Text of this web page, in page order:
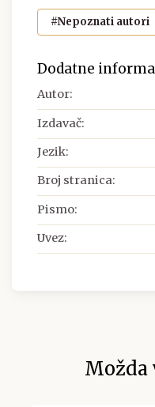
#Nepoznati autori
Dodatne
Autor:
Izdavač:
Jezik:
Broj stranica:
Pismo:
Uvez:
Možda